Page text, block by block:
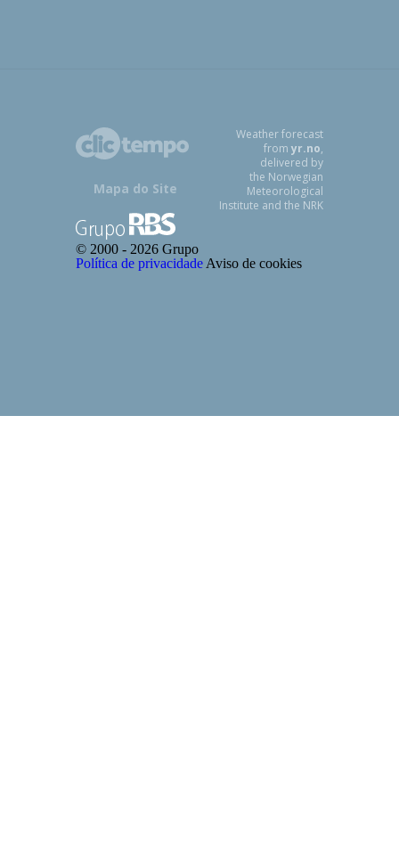
Mapa do Site
Weather forecast
from yr.no,
delivered by
the Norwegian
Meteorological
Institute and the NRK
© 2000 - 2026 Grupo
Política de privacidade Aviso de cookies